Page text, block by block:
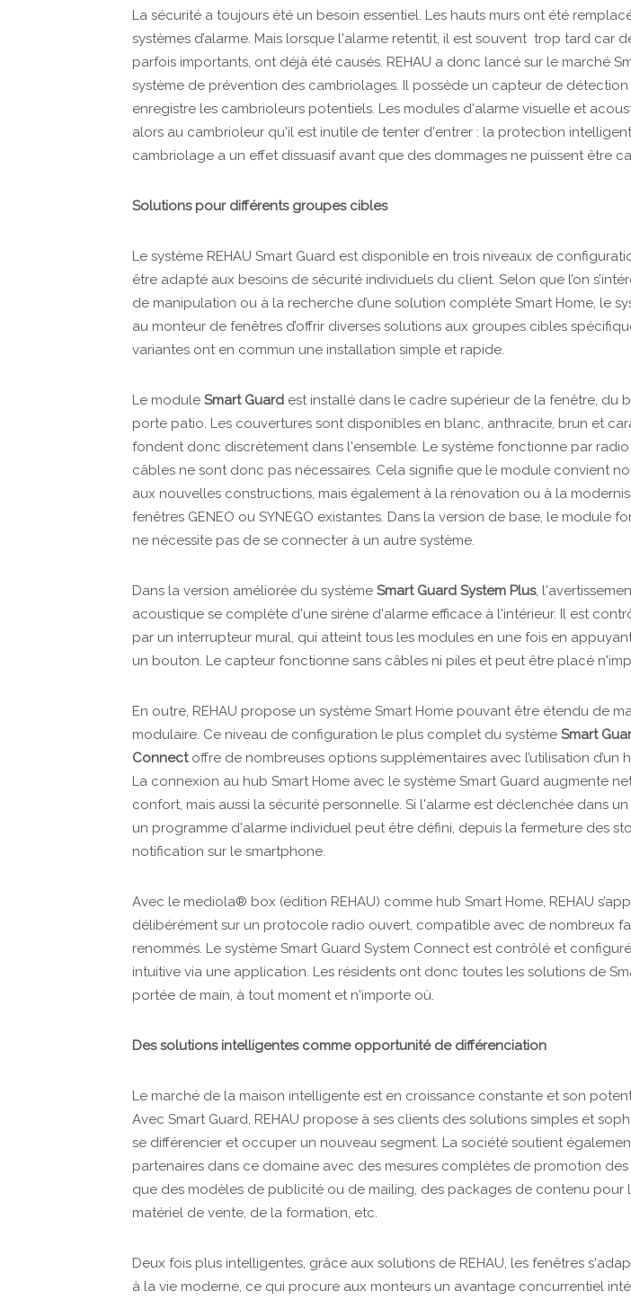
La sécurité a toujours été un besoin essentiel. Les hauts murs ont été
systèmes d’alarme. Mais lorsque l'alarme retentit, il est souvent trop tard car
parfois importants, ont déjà été causés. REHAU a donc lancé sur le marché
système de prévention des cambriolages. Il possède un capteur de
enregistre les cambrioleurs potentiels. Les modules d'alarme visuelle et
alors au cambrioleur qu'il est inutile de tenter d'entrer : la protection
cambriolage a un effet dissuasif avant que des dommages ne puissent être
Solutions pour différents groupes cibles
Le système REHAU Smart Guard est disponible en trois niveaux de
être adapté aux besoins de sécurité individuels du client. Selon que l’on
de manipulation ou à la recherche d’une solution complète Smart Home, le
au monteur de fenêtres d’offrir diverses solutions aux groupes cibles
variantes ont en commun une installation simple et rapide.
Le module Smart Guard est installé dans le cadre supérieur de la fenêtre, du
porte patio. Les couvertures sont disponibles en blanc, anthracite, brun et
fondent donc discrètement dans l'ensemble. Le système fonctionne par radio
câbles ne sont donc pas nécessaires. Cela signifie que le module convient
aux nouvelles constructions, mais également à la rénovation ou à la
fenêtres GENEO ou SYNEGO existantes. Dans la version de base, le module
ne nécessite pas de se connecter à un autre système.
Dans la version améliorée du système Smart Guard System Plus,
acoustique se complète d'une sirène d'alarme efficace à l'intérieur. Il est
par un interrupteur mural, qui atteint tous les modules en une fois en
un bouton. Le capteur fonctionne sans câbles ni piles et peut être placé
En outre, REHAU propose un système Smart Home pouvant être étendu de
modulaire. Ce niveau de configuration le plus complet du système Smart
Connectoffre de nombreuses options supplémentaires avec l’utilisation d’un
La connexion au hub Smart Home avec le système Smart Guard augmente
confort, mais aussi la sécurité personnelle. Si l'alarme est déclenchée dans
un programme d'alarme individuel peut être défini, depuis la fermeture des
notification sur le smartphone.
Avec le mediola® box (édition REHAU) comme hub Smart Home, REHAU
délibérément sur un protocole radio ouvert, compatible avec de nombreux
renommés. Le système Smart Guard System Connect est contrôlé et
intuitive via une application. Les résidents ont donc toutes les solutions de
portée de main, à tout moment et n'importe où.
Des solutions intelligentes comme opportunité de différenciation
Le marché de la maison intelligente est en croissance constante et son
Avec Smart Guard, REHAU propose à ses clients des solutions simples et
se différencier et occuper un nouveau segment. La société soutient
partenaires dans ce domaine avec des mesures complètes de promotion des
que des modèles de publicité ou de mailing, des packages de contenu pour
matériel de vente, de la formation, etc.
Deux fois plus intelligentes, grâce aux solutions de REHAU, les fenêtres
à la vie moderne, ce qui procure aux monteurs un avantage concurrentiel